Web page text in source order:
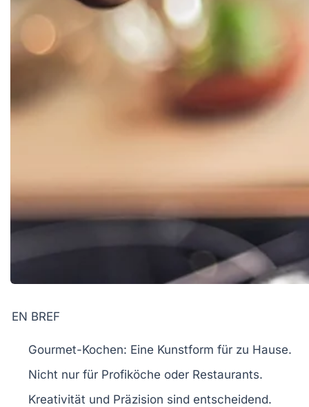
EN BREF
Gourmet-Kochen: Eine Kunstform für zu Hause.
Nicht nur für Profiköche oder Restaurants.
Kreativität und Präzision sind entscheidend.